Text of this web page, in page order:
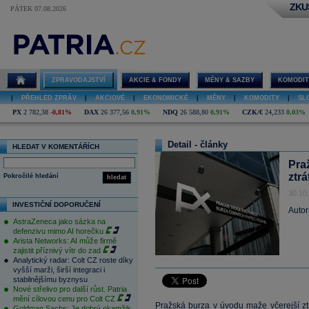
PÁTEK 07.08.2026
ZPRAVODAJSTVÍ AKCIE & FONDY MĚNY & SAZBY
PŘEHLED ZPRÁV AKCIOVÉ EKONOMICKÉ MĚNY KOMODITY
PX 2 782,38 -0,81% DAX 26 377,56 0,91% NDQ 26 588,80 0,91% CZK/€ 24,233 0,03%
HLEDAT V KOMENTÁŘÍCH
hledat
Pokročilé hledání
INVESTIČNÍ DOPORUČENÍ
AstraZeneca jako sázka na
defenzivu mimo AI horečku
Arista Networks: AI může firmě
zajistit příznivý vítr do zad
Analytický radar: Colt CZ roste díky
vyšší marži, širší integraci i
stabilnějšímu byznysu
Nové střelivo pro další růst. Patria
mění cílovou cenu pro Colt CZ
Detail - články
Pražská burza v úvodu maže včerejší